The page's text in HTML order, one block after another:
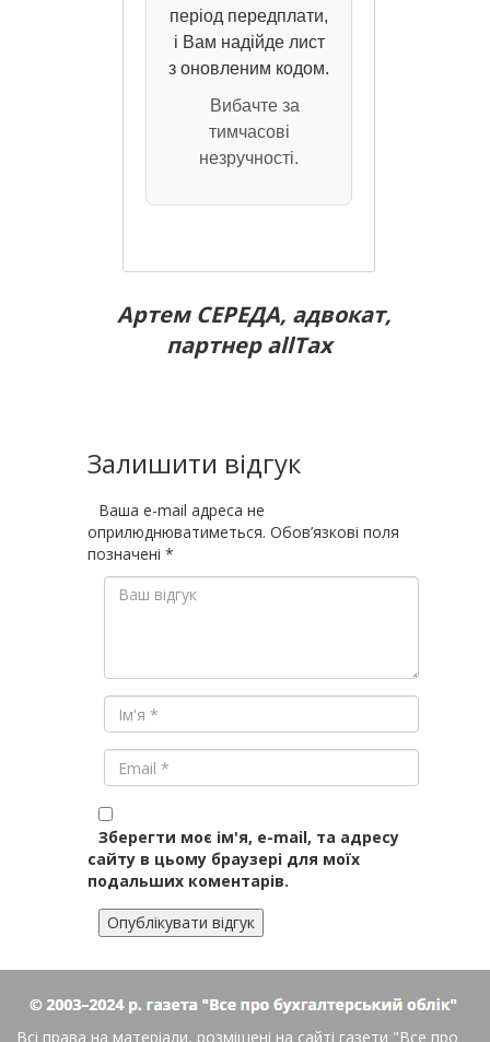
період передплати,
і Вам надійде лист
з оновленим кодом.
Вибачте за
тимчасові
незручності.
Артем СЕРЕДА, адвокат,
партнер allTax
Залишити відгук
Ваша e-mail адреса не
оприлюднюватиметься. Обов’язкові поля
позначені *
Зберегти моє ім'я, e-mail, та адресу
сайту в цьому браузері для моїх
подальших коментарів.
Всі права на матеріали, розміщені на сайті газети "Все про